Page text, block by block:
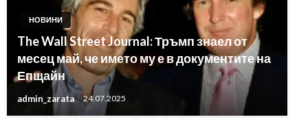
НОВИНИ
The Wall Street Journal: Тръмп знаел от
месец май, че името му е в документите на
Епщайн
admin_zarata 24.07.2025